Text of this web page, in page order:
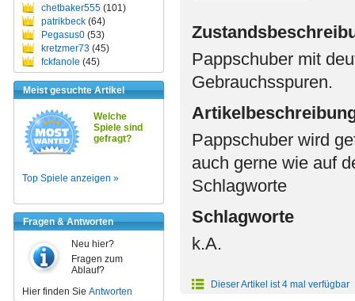
chetbaker555 (101)
patrikbeck (64)
Pegasus0 (53)
kretzmer73 (45)
fckfanole (45)
Meist gesuchte Artikel
Welche
Spiele sind
gefragt?
Top Spiele anzeigen »
Fragen & Antworten
Neu hier?
Fragen zum
Ablauf?
Hier finden Sie Antworten
Pappschuber mit
Gebrauchsspuren.
Pappschuber wird
auch gerne wie auf
Schlagworte
Schlagworte
k.A.
Dieser Artikel ist 4 mal verfügbar